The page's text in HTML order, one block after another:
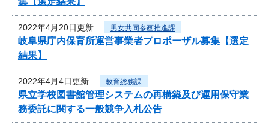
2022年4月20日更新 男女共同参画推進課
岐阜県庁内保育所運営事業者プロポーザル募集【選定
結果】
2022年4月4日更新 教育総務課
県立学校図書館管理システムの再構築及び運用保守業
務委託に関する一般競争入札公告